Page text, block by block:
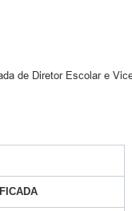
de Diretor Escolar e